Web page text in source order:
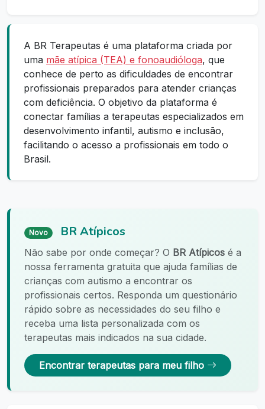
A BR Terapeutas é uma plataforma criada por
uma mãe atípica (TEA) e fonoaudióloga, que
conhece de perto as dificuldades de encontrar
profissionais preparados para atender crianças
com deficiência. O objetivo da plataforma é
conectar famílias a terapeutas especializados em
desenvolvimento infantil, autismo e inclusão,
facilitando o acesso a profissionais em todo o
Brasil.
Novo BR Atípicos
Não sabe por onde começar? O BR Atípicos é a
nossa ferramenta gratuita que ajuda famílias de
crianças com autismo a encontrar os
profissionais certos. Responda um questionário
rápido sobre as necessidades do seu filho e
receba uma lista personalizada com os
terapeutas mais indicados na sua cidade.
Encontrar terapeutas para meu filho